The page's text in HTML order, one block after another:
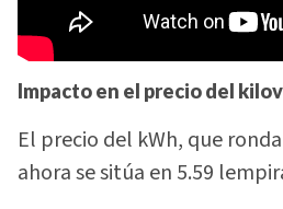
Impacto en el precio del
El precio del kWh, que
ahora se sitúa en 5.59